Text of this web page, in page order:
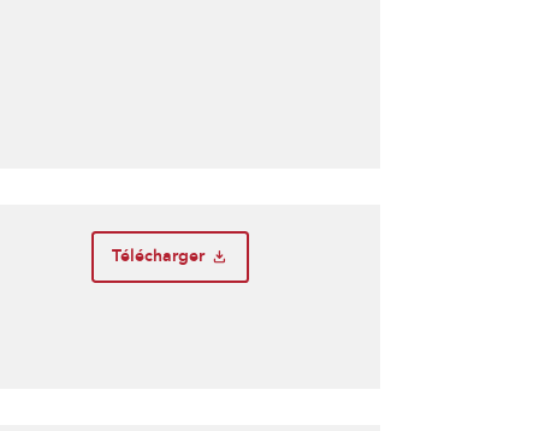
Télécharger